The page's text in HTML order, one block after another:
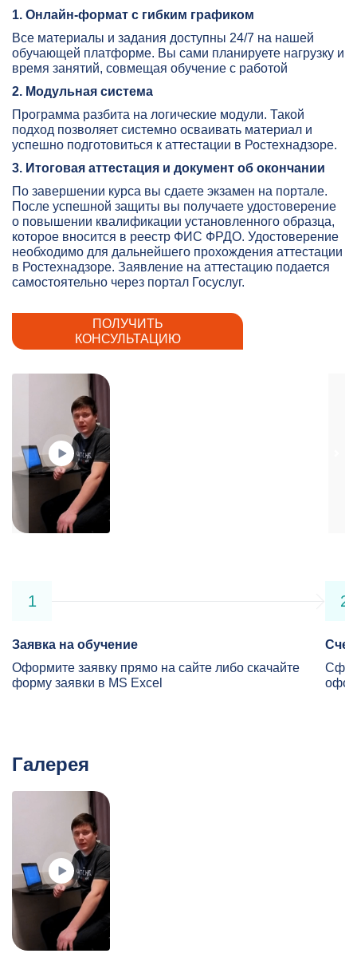
1. Онлайн-формат с гибким графиком
Все материалы и задания доступны 24/7 на нашей
обучающей платформе. Вы сами планируете нагрузку и
время занятий, совмещая обучение с работой
2. Модульная система
Программа разбита на логические модули. Такой
подход позволяет системно осваивать материал и
успешно подготовиться к аттестации в Ростехнадзоре.
3. Итоговая аттестация и документ об окончании
По завершении курса вы сдаете экзамен на портале.
После успешной защиты вы получаете удостоверение
о повышении квалификации установленного образца,
которое вносится в реестр ФИС ФРДО. Удостоверение
необходимо для дальнейшего прохождения аттестации
в Ростехнадзоре. Заявление на аттестацию подается
самостоятельно через портал Госуслуг.
ПОЛУЧИТЬ
КОНСУЛЬТАЦИЮ
1
Заявка на обучение
Оформите заявку прямо на сайте либо скачайте
форму заявки в MS Excel
2
Галерея